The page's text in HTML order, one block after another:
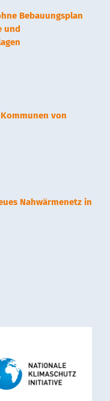
Bebauungsplan
und
von
Nahwärmenetz in